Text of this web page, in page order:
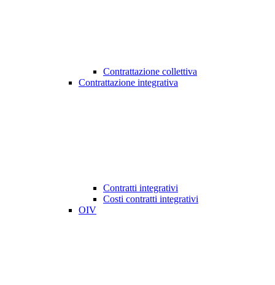
Contrattazione collettiva
Contrattazione integrativa
Contratti integrativi
Costi contratti integrativi
OIV